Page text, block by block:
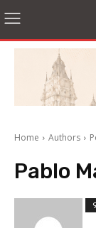
Home Authors
Pablo